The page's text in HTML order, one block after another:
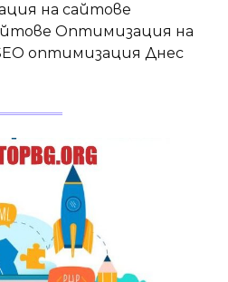
на сайтове
Оптимизация на
оптимизация Днес